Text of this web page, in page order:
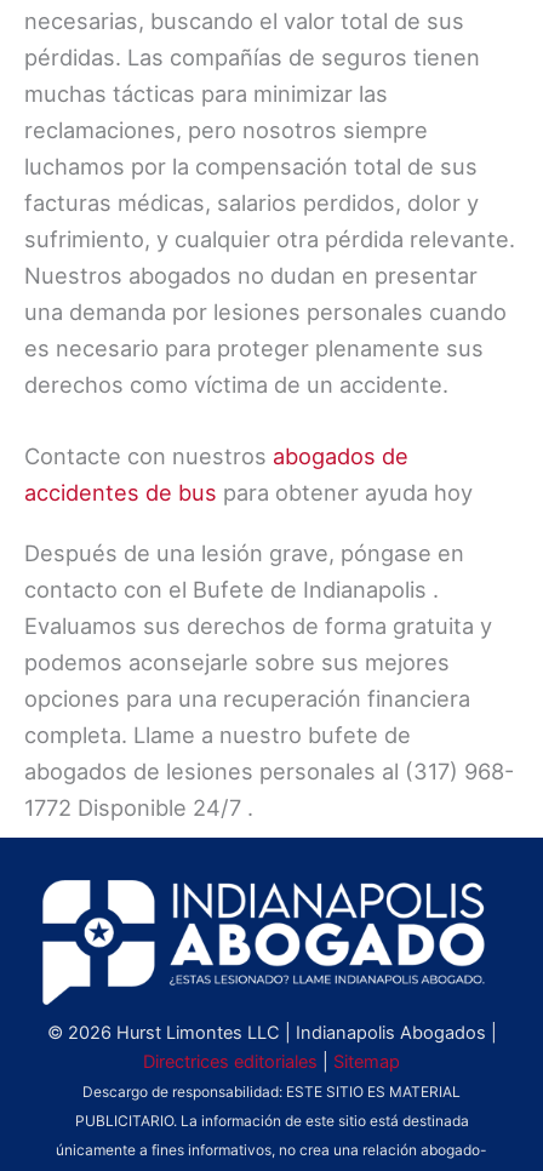
necesarias, buscando el valor total de sus
pérdidas. Las compañías de seguros tienen
muchas tácticas para minimizar las
reclamaciones, pero nosotros siempre
luchamos por la compensación total de sus
facturas médicas, salarios perdidos, dolor y
sufrimiento, y cualquier otra pérdida relevante.
Nuestros abogados no dudan en presentar
una demanda por lesiones personales cuando
es necesario para proteger plenamente sus
derechos como víctima de un accidente.
Contacte con nuestros abogados de
accidentes de bus para obtener ayuda hoy
Después de una lesión grave, póngase en
contacto con el Bufete de Indianapolis .
Evaluamos sus derechos de forma gratuita y
podemos aconsejarle sobre sus mejores
opciones para una recuperación financiera
completa. Llame a nuestro bufete de
abogados de lesiones personales al (317) 968-
1772 Disponible 24/7 .
© 2026 Hurst Limontes LLC | Indianapolis Abogados |
Directrices editoriales
Sitemap
Descargo de responsabilidad: ESTE SITIO ES MATERIAL
PUBLICITARIO. La información de este sitio está destinada
únicamente a fines informativos, no crea una relación abogado-